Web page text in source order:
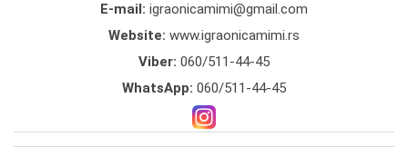
E-mail: igraonicamimi@gmail.com
Website: www.igraonicamimi.rs
Viber: 060/511-44-45
WhatsApp: 060/511-44-45